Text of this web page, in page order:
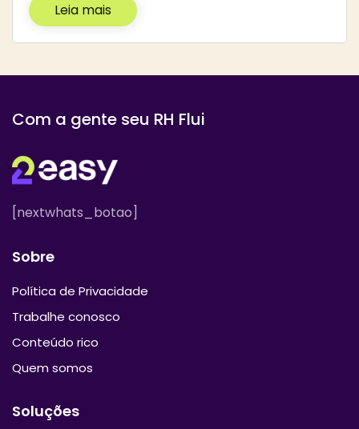
Leia mais
Com a gente seu RH Flui
[nextwhats_botao]
Sobre
Política de Privacidade
Trabalhe conosco
Conteúdo rico
Quem somos
Soluções